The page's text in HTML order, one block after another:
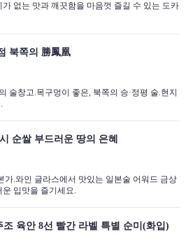
가 없는 맛과 깨끗함을 마음껏 즐길 수 있는 도카
북쪽의 勝鳳凰
술창고.목구멍이 좋은, 북쪽의 승·정평 술.현지
순쌀 부드러운 땅의 은혜
가.와인 글라스에서 맛있는 일본술 어워드 금상
입맛을 즐기세요.
조 육안 8선 빨간 라벨 특별 순미(화입)